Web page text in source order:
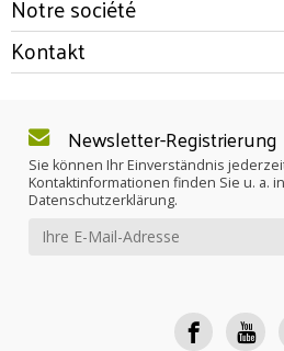
Notre société
Kontakt
Newsletter-Registrierung
Sie können Ihr Einverständnis
Kontaktinformationen finden Sie u. a.
Datenschutzerklärung.